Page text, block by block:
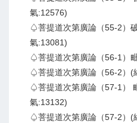
氣:12576)
♤菩提道次第廣論（55-2）
氣:13081)
♤菩提道次第廣論（56-1）
♤菩提道次第廣論（56-2）(
♤菩提道次第廣論（57-1）
氣:13132)
♤菩提道次第廣論（57-2）(